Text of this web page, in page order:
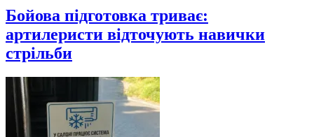
Бойова підготовка триває:
артилеристи відточують навички
стрільби